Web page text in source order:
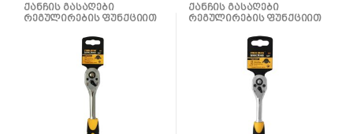
ქანჩის გასაღები
რეგულირების ფუნქციით
ქანჩის გასაღები
რეგულირების ფუნქციით